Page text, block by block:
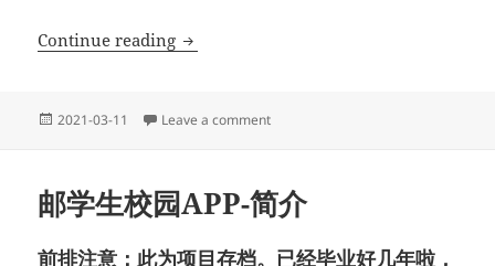
Continue reading 青鸟bot用户手册
Posted
2021-03-11 Leave a commenton 青鸟bot用户手册
邮学生校园APP-简介
前排注意：此为项目存档。已经毕业好几年啦，